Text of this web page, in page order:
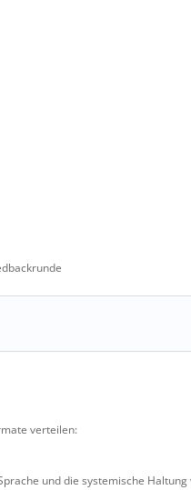
verteilen:
und die systemische